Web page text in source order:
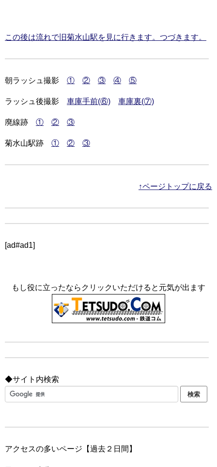
この後は流れで旧菊水山駅を見に行きます。つづきます。
朝ラッシュ撮影 ① ② ③ ④ ⑤
ラッシュ後撮影 車庫手前(⑥) 車庫裏(⑦)
廃線跡 ① ② ③
菊水山駅跡 ① ② ③
↑ページトップに戻る
[ad#ad1]
もし役に立ったならクリックいただけると元気が出ます
◆サイト内検索
アクセスの多いページ【過去２日間】